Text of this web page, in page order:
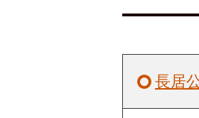
長居